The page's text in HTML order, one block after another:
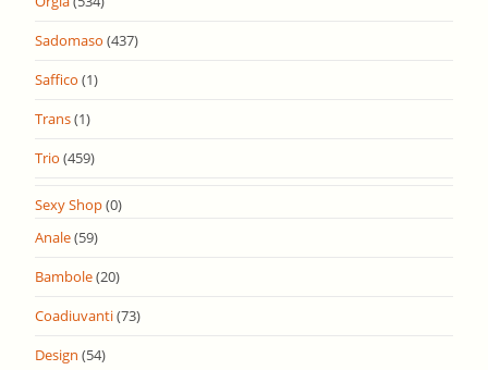
Sadomaso (437)
Saffico (1)
Trans(1)
Trio (459)
Sexy Shop(0)
Anale(59)
Bambole(20)
Coadiuvanti(73)
Design (54)